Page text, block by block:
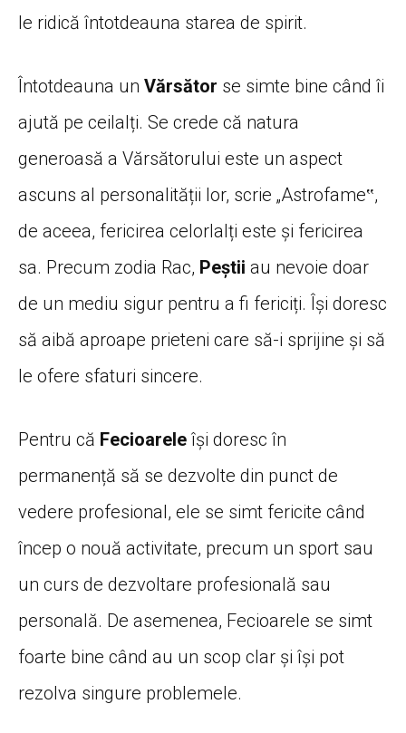
le ridică întotdeauna starea de spirit.
Întotdeauna un Vărsător se simte bine când îi
ajută pe ceilalți. Se crede că natura
generoasă a Vărsătorului este un aspect
ascuns al personalității lor, scrie „Astrofame‟,
de aceea, fericirea celorlalți este și fericirea
sa. Precum zodia Rac, Peștii au nevoie doar
de un mediu sigur pentru a fi fericiți. Își doresc
să aibă aproape prieteni care să-i sprijine și să
le ofere sfaturi sincere.
Pentru că Fecioarele își doresc în
permanență să se dezvolte din punct de
vedere profesional, ele se simt fericite când
încep o nouă activitate, precum un sport sau
un curs de dezvoltare profesională sau
personală. De asemenea, Fecioarele se simt
foarte bine când au un scop clar și își pot
rezolva singure problemele.